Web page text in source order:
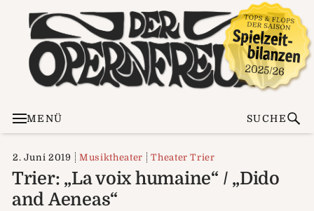
MENÜ SUCHE
2. Juni 2019 Musiktheater Theater Trier
Trier: „La voix humaine“ / „Dido
and Aeneas“